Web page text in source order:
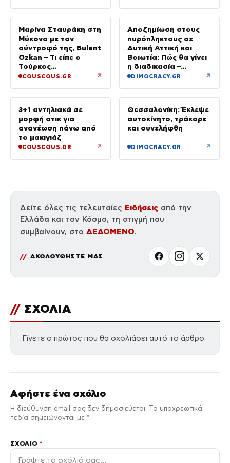
Μαρίνα Σταυράκη στη
Μύκονο με τον
σύντροφό της, Bulent
Ozkan – Τι είπε ο
Τούρκος
επιχειρηματίας στην
COUSCOUS.GR ↗
Αποζημίωση στους
πυρόπληκτους σε
Δυτική Αττική και
Βοιωτία: Πώς θα γίνει
η διαδικασία –
Ξεκινούν τη Δευτέρα
DIMOCRACY.GR ↗
3+1 αντηλιακά σε
μορφή στικ για
ανανέωση πάνω από
το μακιγιάζ
COUSCOUS.GR ↗
Θεσσαλονίκη: Έκλεψε
αυτοκίνητο, τράκαρε
και συνελήφθη
DIMOCRACY.GR ↗
Δείτε όλες τις τελευταίες Ειδήσεις από την
Ελλάδα και τον Κόσμο, τη στιγμή που
συμβαίνουν, στο ΔΕΔΟΜΕΝΟ.
ΑΚΟΛΟΥΘΗΣΤΕ ΜΑΣ
// ΣΧΟΛΙΑ
Γίνετε ο πρώτος που θα σχολιάσει αυτό το άρθρο.
Αφήστε ένα σχόλιο
Η διεύθυνση email σας δεν δημοσιεύεται. Τα υποχρεωτικά
πεδία σημειώνονται με *.
ΣΧΌΛΙΟ*